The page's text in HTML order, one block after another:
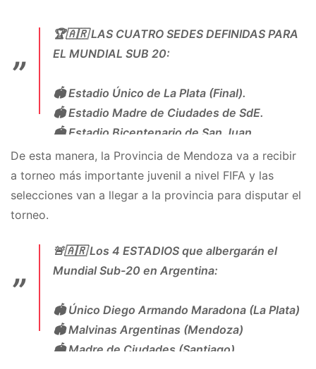
pic.twitter.com/wLmMq9oHFd
— Argentina FC (@ArgentinaFCOK)
🏆🇦🇷 LAS CUATRO SEDES DEFINIDAS PARA
EL MUNDIAL SUB 20:
🏟️ Estadio Único de La Plata (Final).
🏟️ Estadio Madre de Ciudades de SdE.
🏟️ Estadio Bicentenario de San Juan.
🏟️ Estadio Malvinas Argentinas de Mdza.
Vía @okdobleamarilla.
2023
De esta manera, la Provincia de Mendoza va a recibir
a torneo más importante juvenil a nivel FIFA y las
selecciones van a llegar a la provincia para disputar el
torneo.
🚨🇦🇷 Los 4 ESTADIOS que albergarán el
Mundial Sub-20 en Argentina:
🏟️ Único Diego Armando Maradona (La Plata)
🏟️ Malvinas Argentinas (Mendoza)
🏟️ Madre de Ciudades (Santiago)